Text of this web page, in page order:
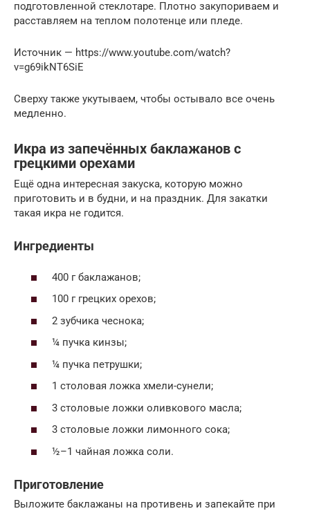
подготовленной стеклотаре. Плотно закупориваем и
расставляем на теплом полотенце или пледе.
Источник — https://www.youtube.com/watch?
v=g69ikNT6SiE
Сверху также укутываем, чтобы остывало все очень
медленно.
Икра из запечённых баклажанов с
грецкими орехами
Ещё одна интересная закуска, которую можно
приготовить и в будни, и на праздник. Для закатки
такая икра не годится.
Ингредиенты
400 г баклажанов;
100 г грецких орехов;
2 зубчика чеснока;
¼ пучка кинзы;
¼ пучка петрушки;
1 столовая ложка хмели-сунели;
3 столовые ложки оливкового масла;
3 столовые ложки лимонного сока;
½–1 чайная ложка соли.
Приготовление
Выложите баклажаны на противень и запекайте при